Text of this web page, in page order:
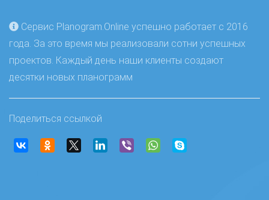
Сервис Planogram.Online успешно работает с 2016
года. За это время мы реализовали сотни успешных
проектов. Каждый день наши клиенты создают
десятки новых планограмм
Поделиться ссылкой